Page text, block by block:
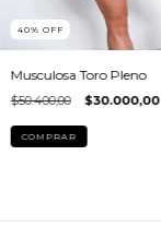
40% OFF
Musculosa Toro Pleno
$50.400,00 $30.000,00
COMPRAR